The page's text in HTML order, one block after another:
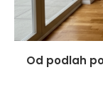
Od podlah